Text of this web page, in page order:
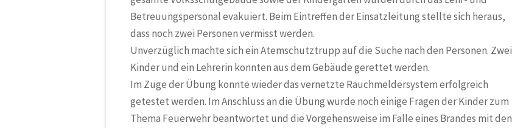
Betreuungspersonal evakuiert. Beim Eintreffen der Einsatzleitung stellte sich heraus,
dass noch zwei Personen vermisst werden.
Unverzüglich machte sich ein Atemschutztrupp auf die Suche nach den Personen. Zwei
Kinder und ein Lehrerin konnten aus dem Gebäude gerettet werden.
Im Zuge der Übung konnte wieder das vernetzte Rauchmeldersystem erfolgreich
getestet werden. Im Anschluss an die Übung wurde noch einige Fragen der Kinder zum
Thema Feuerwehr beantwortet und die Vorgehensweise im Falle eines Brandes mit den